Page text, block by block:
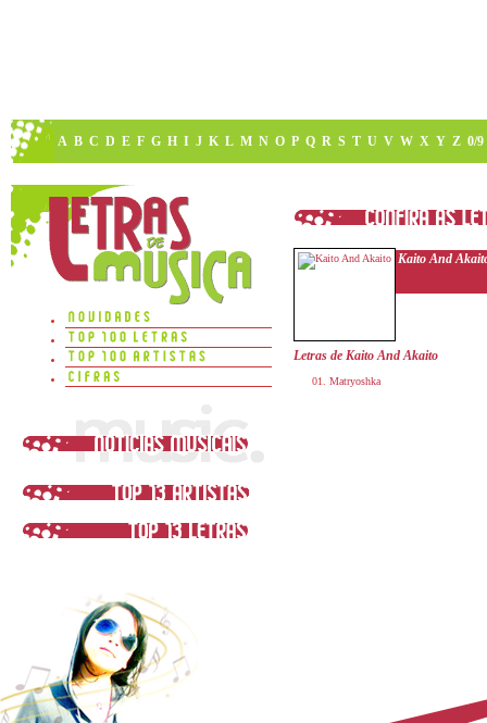
A B C D E F G H I J K L M N O P Q R S T U V W X Y Z 0/9
Kaito And
Letras de Kaito And Akaito
Matryoshka